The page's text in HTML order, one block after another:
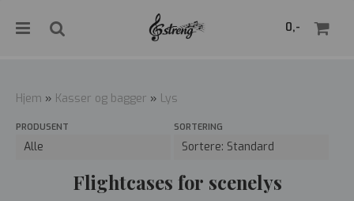
0,-
Hjem » Kasser og bagger » Lys
PRODUSENT SORTERING
Flightcases for scenelys